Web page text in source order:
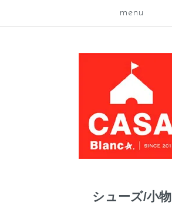
menu
シューズ/小物